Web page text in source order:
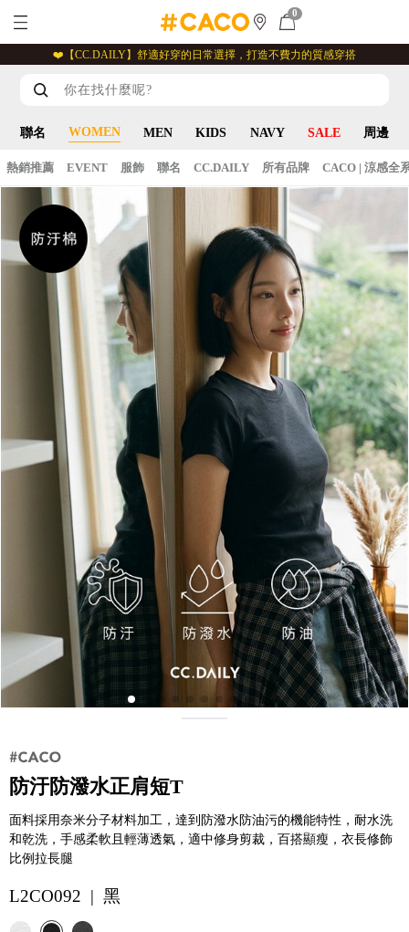
0
❤️【CC.DAILY】舒適好穿的日常選擇，打造不費力的質感穿搭
聯名 WOMEN MEN KIDS NAVY SALE 周邊
熱銷推薦 EVENT 服飾 聯名 CC.DAILY 所有品牌 CACO | 涼感全
防汙防潑水正肩短T
面料採用奈米分子材料加工，達到防潑水防油污的機能特性，耐水洗
和乾洗，手感柔軟且輕薄透氣，適中修身剪裁，百搭顯瘦，衣長修飾
比例拉長腿
L2CO092 | 黑